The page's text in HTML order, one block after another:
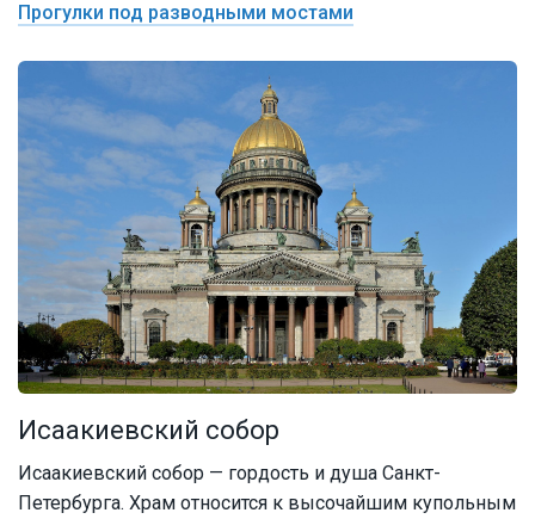
Прогулки под разводными мостами
Исаакиевский собор
Исаакиевский собор — гордость и душа Санкт-
Петербурга. Храм относится к высочайшим купольным